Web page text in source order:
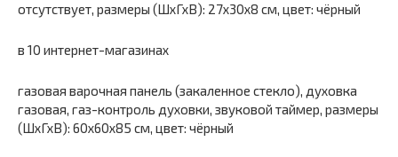
отсутствует, размеры (ШхГхВ): 27x30x8 см, цвет: чёрный
в 10 интернет-магазинах
газовая варочная панель (закаленное стекло), духовка
газовая, газ-контроль духовки, звуковой таймер, размеры
(ШхГхВ): 60x60x85 см, цвет: чёрный